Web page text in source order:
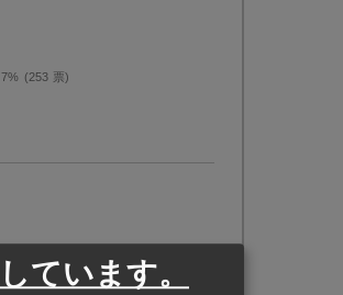
(253 票)
ています。